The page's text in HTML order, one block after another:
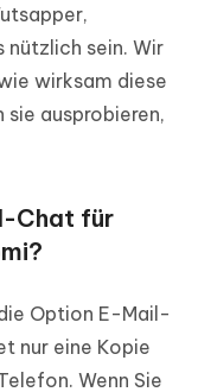
nützlich sein. Wir
wirksam diese
sie ausprobieren,
Chat für
Option E-Mail-
nur eine Kopie
Wenn Sie